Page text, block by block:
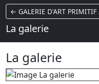
← GALERIE D'ART PRIMITIF
La galerie
La galerie